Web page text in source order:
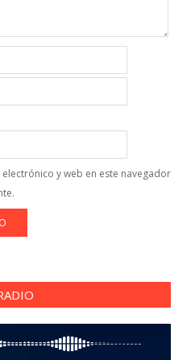
y web en este navegador